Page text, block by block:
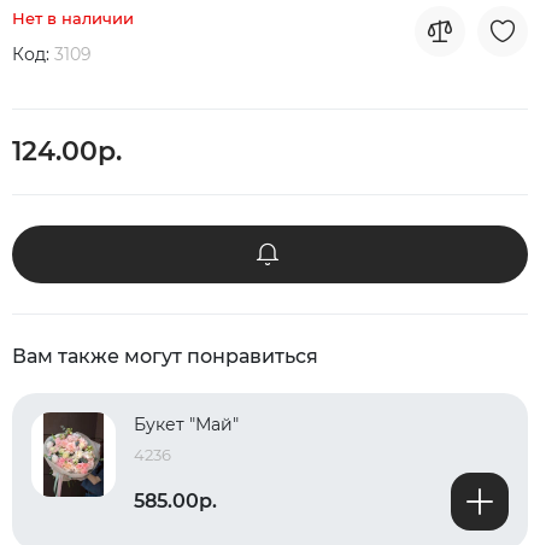
Нет в наличии
Код: 3109
124.00р.
Вам также могут понравиться
Букет "Май"
4236
585.00р.